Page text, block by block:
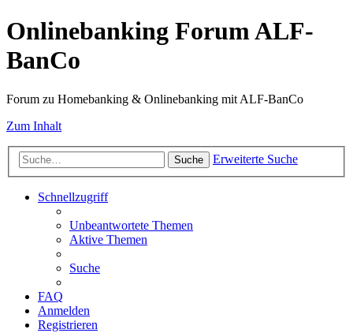
Onlinebanking Forum ALF-
BanCo
Forum zu Homebanking & Onlinebanking mit ALF-BanCo
Zum Inhalt
Suche Erweiterte Suche
Schnellzugriff
Unbeantwortete Themen
Aktive Themen
Suche
FAQ
Anmelden
Registrieren